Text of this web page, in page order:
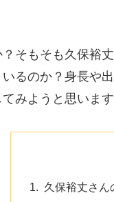
そもそも久保裕
るのか？身長や
みようと思います
久保裕丈さん